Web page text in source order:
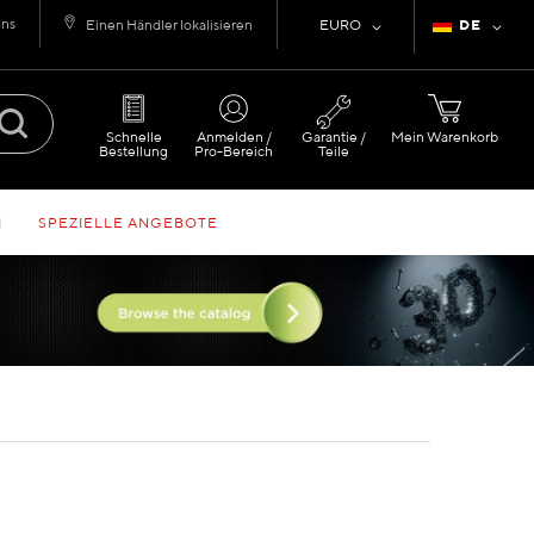
Sprache
DE
Währung
EURO
Einen Händler lokalisieren
Mein Warenkorb
Schnelle
Bestellung
Anmelden /
Pro-Bereich
Garantie /
Teile
SPEZIELLE ANGEBOTE